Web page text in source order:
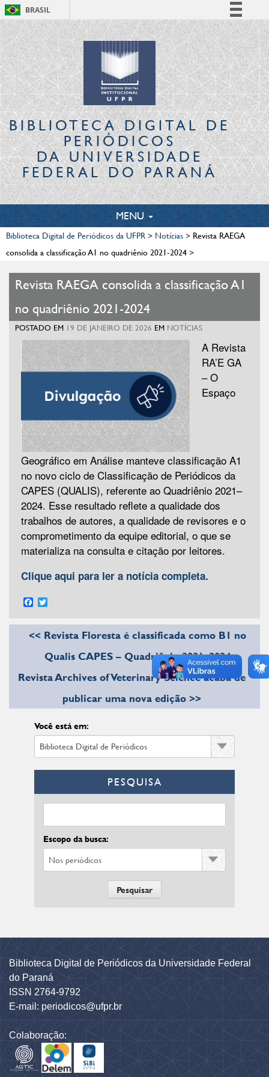
BRASIL
Simplifique!
Comunica BR
Participe
Acesso à informação
Legislação
Canais
BIBLIOTECA DIGITALDE
PERIÓDICOS
DA UNIVERSIDADE
FEDERAL DO PARANÁ
TOGGLE
NAVIGATION
MENU
Biblioteca Digital de Periódicos da UFPR> Notícias> Revista RAEGA
consolida a classificação A1 no quadriênio 2021-2024>
Revista RAEGA consolida a classificação A1
no quadriênio 2021-2024
POSTADO EM 19 DE JANEIRO DE 2026 EM NOTÍCIAS
A Revista
RA’E GA
– O
Espaço
Geográfico em Análise manteve classificação A1
no novo ciclo de Classificação de Periódicos da
CAPES (QUALIS), referente ao Quadriênio 2021–
2024. Esse resultado reflete a qualidade dos
trabalhos de autores, a qualidade de revisores e o
comprometimento da equipe editorial, o que se
materializa na consulta e citação por leitores.
Clique aqui para ler a notícia completa.
Facebook
<< Revista Floresta é classificada como B1 no
Qualis CAPES – Quadriênio 2021–2024
Revista Archives of Veterinary Science acaba de
publicar uma nova edição >>
Você está em:
PESQUISA
Escopo da busca:
Biblioteca Digital de Periódicos da Universidade Federal
do Paraná
ISSN 2764-9792
E-mail: periodicos@ufpr.br
Colaboração: